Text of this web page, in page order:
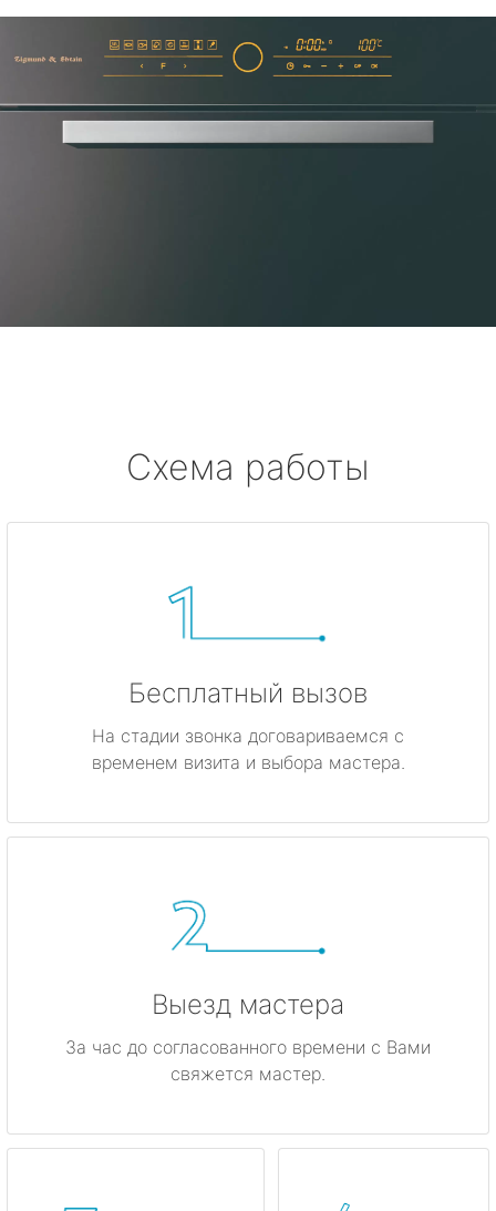
Схема работы
Бесплатный вызов
На стадии звонка договариваемся с
временем визита и выбора мастера.
Выезд мастера
За час до согласованного времени с Вами
свяжется мастер.